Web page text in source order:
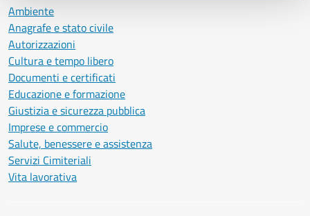
Ambiente
Anagrafe e stato civile
Autorizzazioni
Cultura e tempo libero
Documenti e certificati
Educazione e formazione
Giustizia e sicurezza pubblica
Imprese e commercio
Salute, benessere e assistenza
Servizi Cimiteriali
Vita lavorativa